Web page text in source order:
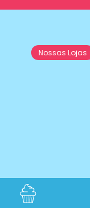
Nossas Lojas